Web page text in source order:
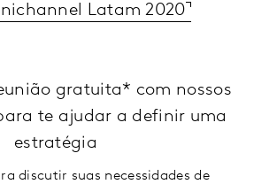
Latam 2020
gratuita* com nossos
te ajudar a definir uma
estratégia
discutir suas necessidades de